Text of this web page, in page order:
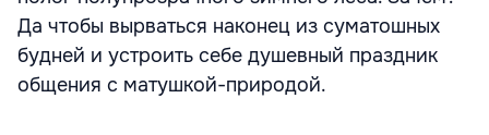
Да чтобы вырваться наконец из суматошных
будней и устроить себе душевный праздник
общения с матушкой-природой.